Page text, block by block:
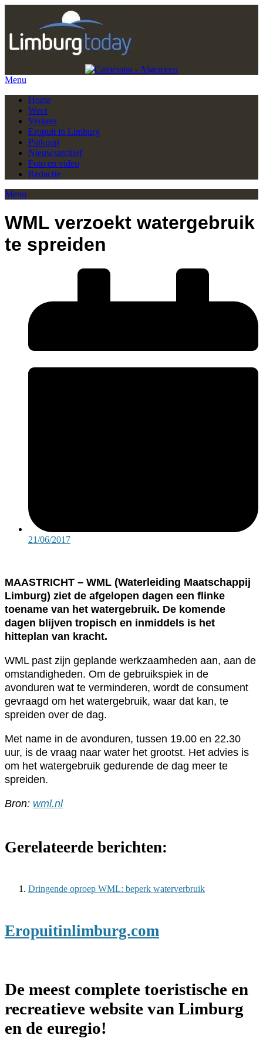
Menu
Home
Weer
Verkeer
Eropuit in Limburg
Pinkpop
Nieuwsarchief
Foto en video
Redactie
Menu
WML verzoekt watergebruik
te spreiden
21/06/2017
MAASTRICHT – WML (Waterleiding Maatschappij
Limburg) ziet de afgelopen dagen een flinke
toename van het watergebruik. De komende
dagen blijven tropisch en inmiddels is het
hitteplan van kracht.
WML past zijn geplande werkzaamheden aan, aan de
omstandigheden. Om de gebruikspiek in de
avonduren wat te verminderen, wordt de consument
gevraagd om het watergebruik, waar dat kan, te
spreiden over de dag.
Met name in de avonduren, tussen 19.00 en 22.30
uur, is de vraag naar water het grootst. Het advies is
om het watergebruik gedurende de dag meer te
spreiden.
Bron: wml.nl
Gerelateerde berichten:
Dringende oproep WML: beperk waterverbruik
Eropuitinlimburg.com
De meest complete toeristische en
recreatieve website van Limburg
en de euregio!